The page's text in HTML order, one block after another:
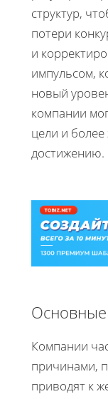
структур,
потери
и
импульсом,
новый
компании
цели и
достижению.
Компании
причинами,
приводят к